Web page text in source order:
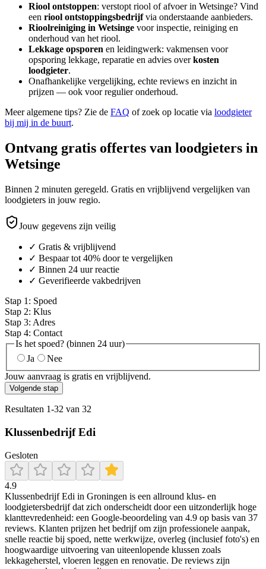
Riool ontstoppen: verstopt riool of afvoer in Wetsinge? Vind
een riool ontstoppingsbedrijfvia onderstaande aanbieders.
Rioolreiniging in Wetsinge voor inspectie, reiniging en
onderhoud van het riool.
Lekkage opsporen en leidingwerk: vakmensen voor
opsporing lekkage, reparatie en advies overkosten
loodgieter.
Onafhankelijke vergelijking, echte reviews en inzicht in
prijzen — ook voor regulier onderhoud.
Meer algemene tips? Zie de FAQ of zoek op locatie via loodgieter
bij mij in de buurt.
Ontvang gratis offertes van loodgieters in
Wetsinge
Binnen 2 minuten geregeld. Gratis en vrijblijvend vergelijken van
loodgieters in jouw regio.
Jouw gegevens zijn veilig
✓ Gratis & vrijblijvend
✓ Bespaar tot 40% door te vergelijken
✓ Binnen 24 uur reactie
✓ Geverifieerde vakbedrijven
Stap 1 : Spoed
Stap 2: Klus
Stap 3: Adres
Stap 4: Contact
Is het spoed? (binnen 24 uur)
Ja
Nee
Jouw aanvraag is gratis en vrijblijvend.
Volgende stap
Resultaten 1-32 van 32
Klussenbedrijf Edi
Gesloten
4.9
Klussenbedrijf Edi in Groningen is een allround klus- en
loodgietersbedrijf dat zich onderscheidt door een uitzonderlijk hoge
klanttevredenheid: een Google-beoordeling van 4.9 op basis van 37
reviews. Klanten prijzen het bedrijf om zijn professionele aanpak,
snelle reactie bij spoed, nette werkwijze, overleg (inclusief foto's) en
hoogwaardige uitvoering van uiteenlopende klussen zoals
lekkageherstel, vloeren leggen en renovatie. De reviews zijn